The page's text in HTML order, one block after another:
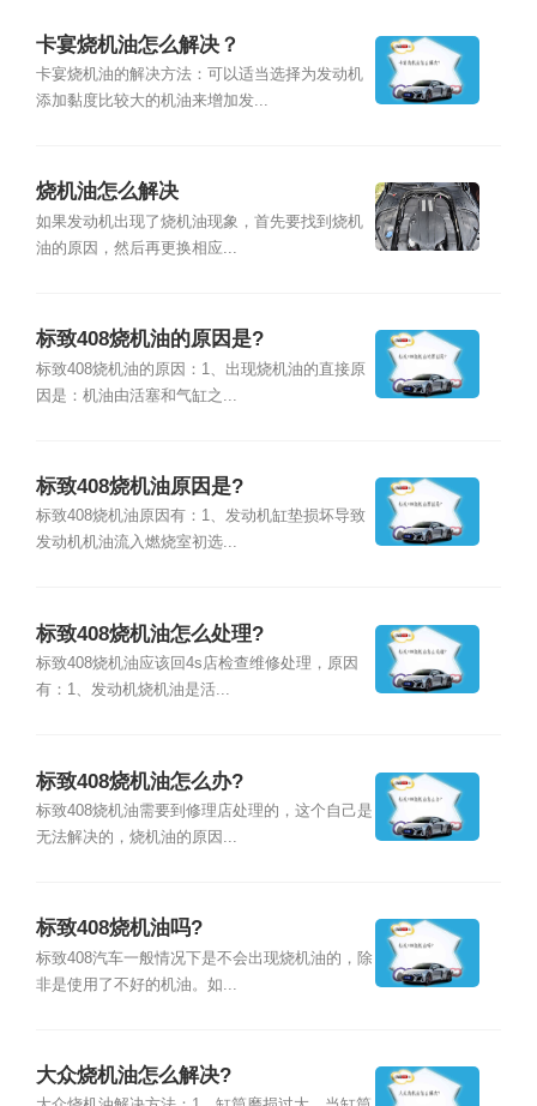
卡宴烧机油怎么解决？
卡宴烧机油的解决方法：可以适当选择为发动机
添加黏度比较大的机油来增加发...
烧机油怎么解决
如果发动机出现了烧机油现象，首先要找到烧机
油的原因，然后再更换相应...
标致408烧机油的原因是?
标致408烧机油的原因：1、出现烧机油的直接原
因是：机油由活塞和气缸之...
标致408烧机油原因是?
标致408烧机油原因有：1、发动机缸垫损坏导致
发动机机油流入燃烧室初选...
标致408烧机油怎么处理?
标致408烧机油应该回4s店检查维修处理，原因
有：1、发动机烧机油是活...
标致408烧机油怎么办?
标致408烧机油需要到修理店处理的，这个自己是
无法解决的，烧机油的原因...
标致408烧机油吗?
标致408汽车一般情况下是不会出现烧机油的，除
非是使用了不好的机油。如...
大众烧机油怎么解决?